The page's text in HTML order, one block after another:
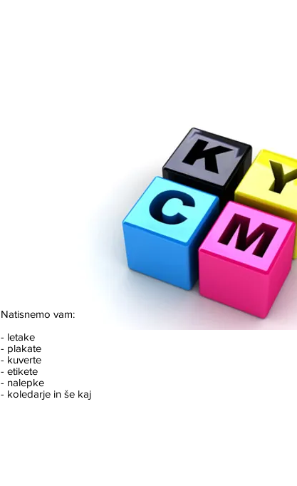
Natisnemo vam:
- letake
- plakate
- kuverte
- etikete
- nalepke
- koledarje in še kaj